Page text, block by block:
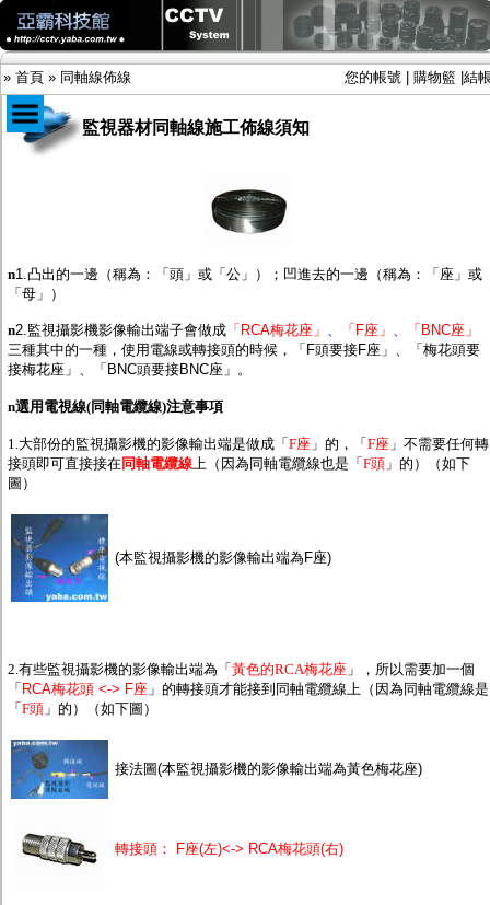
» 首頁 » 同軸線佈線 您的帳號 購物籃 結
AHD半球型(適用屋內)
AHD中小型紅外線攝影機(適用騎樓、室內外)
距離遠）
AHD特殊功能型攝影機
旋轉型攝影機.旋轉台
傳統高解析攝影機
鏡頭
投光設備
防護罩及支架
網路設備
視訊轉換設備
雙絞線傳輸器
雜訊改善器
分配放大器
懶人線.同軸線.花線
線頭.插座.延長線.HDMI線
集線盒.防水盒.配線盒
轉接頭
偽裝嚇阻假監視器. 警示防盜貼紙
行車紀錄器.車用插座配件
客訂商品
監視器材同軸線施工佈線須知
n1.凸出的一邊（稱為：「頭」或「公」）；凹進去的一邊（稱為：「座」或
「母」）
n2.監視攝影機影像輸出端子會做成 「RCA梅花座」 「F座」
「BNC座」
三種其中的一種，使用電線或轉接頭的時候，「F頭要接F座」、「梅花頭要
接梅花座」、「BNC頭要接BNC座」。
n選用電視線(同軸電纜線)注意事項
1.大部份的監視攝影機的影像輸出端是做成「 F座 」的，「 F座 」不需要任何轉
接頭即可直接接在同軸電纜線 上（因為同軸電纜線也是「 F頭 」的）（如下
圖）
(本監視攝影機的影像輸出端為F座)
2.有些監視攝影機的影像輸出端為「 黃色的RCA梅花座 」，所以需要加一個
「 RCA梅花頭 <-> F座 」的轉接頭才能接到同軸電纜線上（因為同軸電纜線是
「 F頭 」的）（如下圖）
接法圖(本監視攝影機的影像輸出端為黃色梅花座)
轉接頭： F座(左)<-> RCA梅花頭(右)